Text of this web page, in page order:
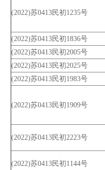
(2022)苏0413民初1235号
(2022)苏0413民初1836号
(2022)苏0413民初2005号
(2022)苏0413民初2025号
(2022)苏0413民初1983号
(2022)苏0413民初1909号
(2022)苏0413民初2223号
(2022)苏0413民初1144号